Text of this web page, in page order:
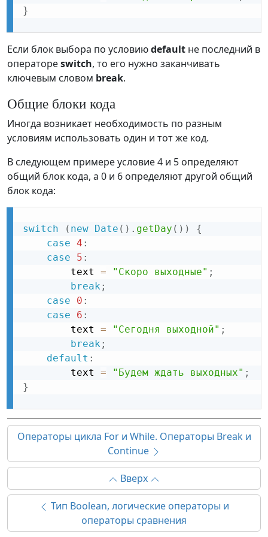
}
Если блок выбора по условиюdefault не последний в
оператореswitch, то его нужно заканчивать
ключевым словом break.
Общие блоки кода
Иногда возникает необходимость по разным
условиям использовать один и тот же код.
В следующем примере условие 4 и 5 определяют
общий блок кода, а 0 и 6 определяют другой общий
блок кода:
switch ( new Date ( ) . getDay ( ) )
{
case 4 :
case
5 :
        text
= "Скоро выходные" ;
break;
case
0 :
case
6 :
        text
= "Сегодня выходной" ;
break;
default :
        text
= "Будем ждать выходных" ;
}
Операторы цикла For и While. Операторы Break и
Continue
Вверх
Тип Boolean, логические операторы и
операторы сравнения